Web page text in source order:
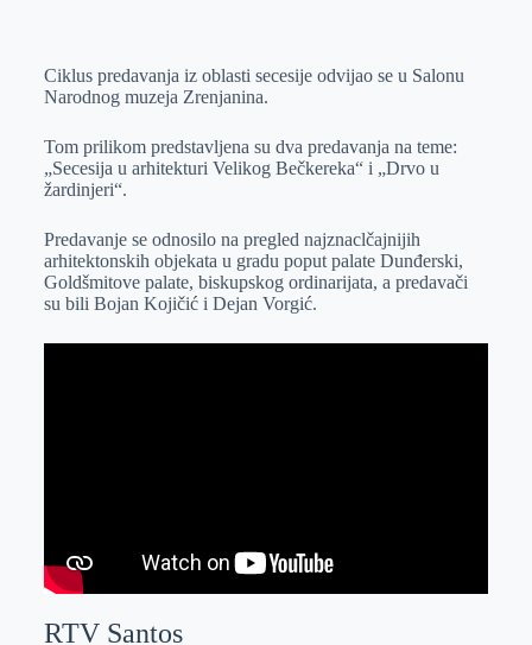
e
I
s
p
p
a
l
Ciklus predavanja iz oblasti secesije odvijao se u Salonu
Narodnog muzeja Zrenjanina.
Tom prilikom predstavljena su dva predavanja na teme:
„Secesija u arhitekturi Velikog Bečkereka“ i „Drvo u
žardinjeri“.
Predavanje se odnosilo na pregled najznaclčajnijih
arhitektonskih objekata u gradu poput palate Dunđerski,
Goldšmitove palate, biskupskog ordinarijata, a predavači
su bili Bojan Kojičić i Dejan Vorgić.
RTV Santos